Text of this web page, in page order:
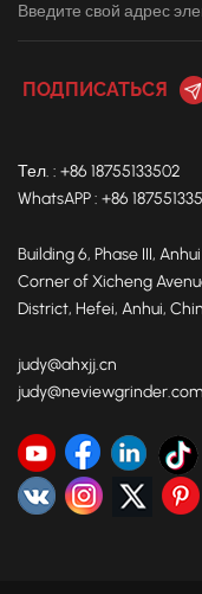
Тел. : +86 18755133502
WhatsAPP : +86
Building 6, Phase III,
Corner of Xicheng
District, Hefei, Anhui,
judy@ahxjj.cn
judy@neviewgrinder.com